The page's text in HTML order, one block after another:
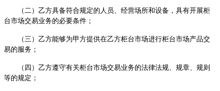
（二）乙方具备符合规定的人员、经营场所和设备，具有开展柜
台市场交易业务的必要条件；
（三）乙方能够为甲方提供在乙方柜台市场进行柜台市场产品交
易的服务；
（四）乙方遵守有关柜台市场交易业务的法律法规、规章、规则
等的规定；